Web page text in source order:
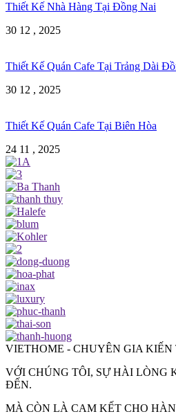
Thiết Kế Nhà Hàng Tại Đồng Nai
30 12 , 2025
Thiết Kế Quán Cafe Tại Trảng Dài
30 12 , 2025
Thiết Kế Quán Cafe Tại Biên Hòa
24 11 , 2025
VIETHOME - CHUYÊN GIA
VỚI CHÚNG TÔI, SỰ HÀI LÒNG
ĐẾN.
MÀ CÒN LÀ CAM KẾT CHO